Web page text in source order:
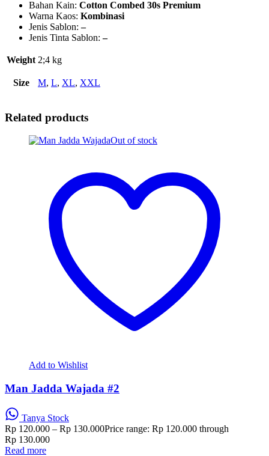
Bahan Kain: Cotton Combed 30s Premium
Warna Kaos: Kombinasi
Jenis Sablon:–
Jenis Tinta Sablon:–
Weight 2;4 kg
Size M, L, XL, XXL
Related products
Out of stock
Add to Wishlist
Man Jadda Wajada #2
Tanya Stock
Rp 120.000 – Rp 130.000Price range: Rp 120.000 through
Rp 130.000
Read more